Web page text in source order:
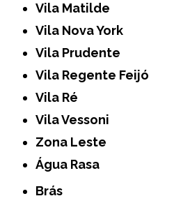
Vila Matilde
Vila Nova York
Vila Prudente
Vila Regente Feijó
Vila Ré
Vila Vessoni
Zona Leste
Água Rasa
Brás